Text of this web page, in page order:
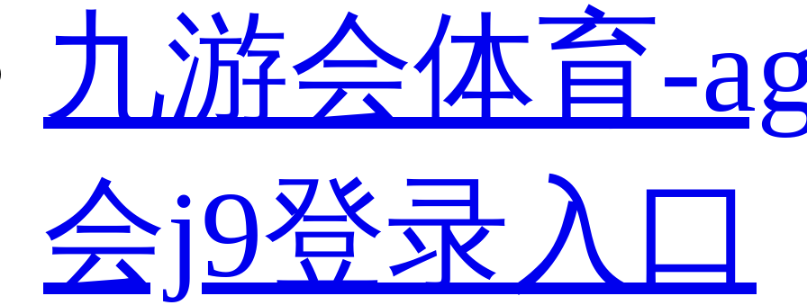
九游会体育-
会j9登录入口